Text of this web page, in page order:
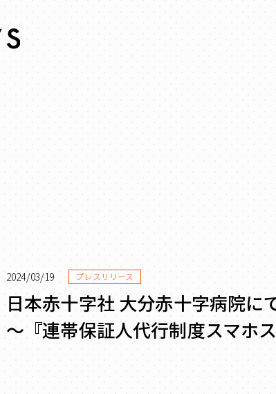
2024/03/19 プレスリリース
日本赤十字社 大分赤十字病院に
～『連帯保証人代行制度スマホ